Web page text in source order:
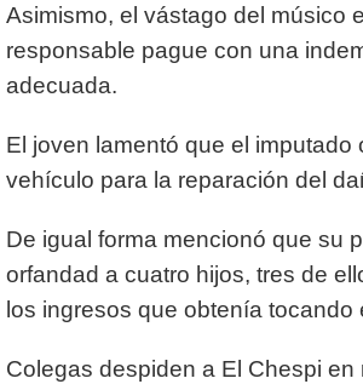
Asimismo, el vástago del músico
responsable pague con una
adecuada.
El joven lamentó que el imputado
vehículo para la reparación del
De igual forma mencionó que su
orfandad a cuatro hijos, tres de
los ingresos que obtenía tocando
Colegas despiden a El Chespi en